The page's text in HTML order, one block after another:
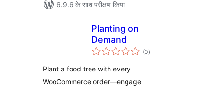
6.9.6 के साथ परीक्षण किया
Planting on
Demand
(0कुल
दर)
Plant a food tree with every
WooCommerce order—engage